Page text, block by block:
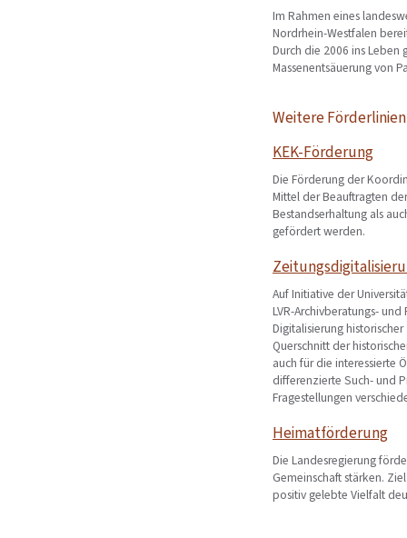
Im Rahmen eines
Nordrhein-Westfalen
Durch die 2006 ins Leben
Massenentsäuerung von
Weitere Förderlinien
KEK-Förderung
Die Förderung der
Mittel der Beauftragten
Bestandserhaltung als
gefördert werden.
Auf Initiative der
LVR-Archivberatungs-
Digitalisierung
Querschnitt der
auch für die interessierte
differenzierte Such- und
Fragestellungen
Heimatförderung
Die Landesregierung
Gemeinschaft stärken.
positiv gelebte Vielfalt